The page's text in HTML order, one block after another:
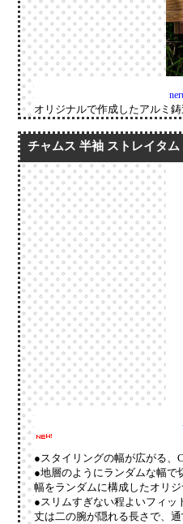
オリジナルで作成したアルミ
チャムス 半袖 ストレイタ
●スタイリングの幅が広がる、
●地層のようにランダムな幅で
幅をランダムに構成したオリ
●スリムすぎない程よいフィッ
丈は二の腕が隠れる長さで、